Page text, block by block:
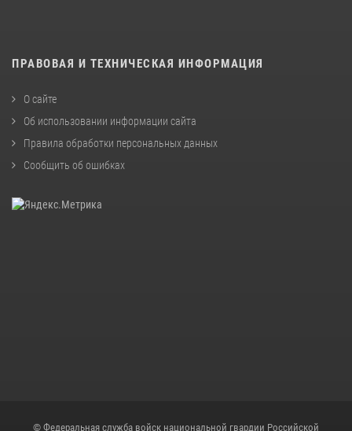
ПРАВОВАЯ И ТЕХНИЧЕСКАЯ ИНФОРМАЦИЯ
О сайте
Об использовании информации сайта
Правила обработки персональных данных
Сообщить об ошибках
© Федеральная служба войск национальной гвардии Российской